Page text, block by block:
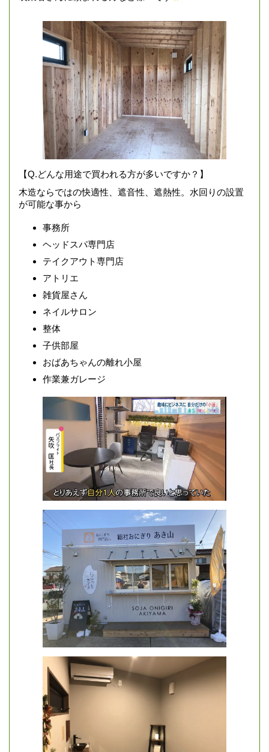
【Q.どんな用途で買われる方が多いですか？】
木造ならではの快適性、遮音性、遮熱性。水回りの設置
が可能な事から
事務所
ヘッドスパ専門店
テイクアウト専門店
アトリエ
雑貨屋さん
ネイルサロン
整体
子供部屋
おばあちゃんの離れ小屋
作業兼ガレージ